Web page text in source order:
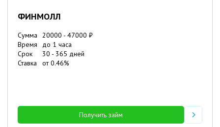
ФИНМОЛЛ
Сумма 20000 - 47000 ₽
Время
до 1 часа
Срок
30 - 365 дней
Ставка
от0.46%
Получить займ